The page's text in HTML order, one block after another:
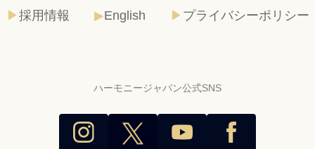
採用情報 English プライバシーポリシー
ハーモニージャパン公式SNS